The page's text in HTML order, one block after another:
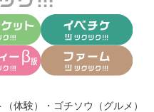
（体験） ・ ゴチソウ（グルメ）